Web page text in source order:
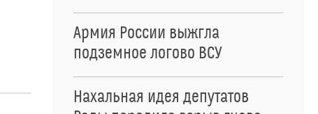
Армия России выжгла
подземное логово ВСУ
Нахальная идея депутатов